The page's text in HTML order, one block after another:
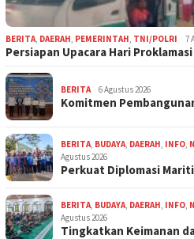
BERITA DAERAH PEMERINTAH TNI/POLRI 7
Persiapan Upacara Hari
BERITA 6 Agustus 2026
Komitmen
BERITA BUDAYA DAERAH INFO
Agustus 2026
Perkuat Diplomasi
BERITA BUDAYA DAERAH INFO
Agustus 2026
Tingkatkan Keimanan